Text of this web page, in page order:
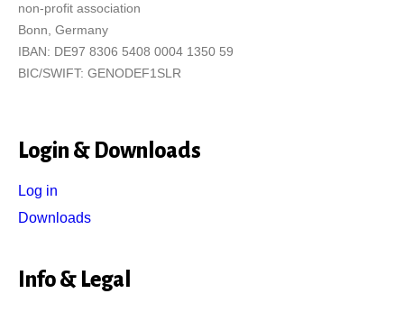
non-profit association
Bonn, Germany
IBAN: DE97 8306 5408 0004 1350 59
BIC/SWIFT: GENODEF1SLR
Login & Downloads
Log in
Downloads
Info & Legal